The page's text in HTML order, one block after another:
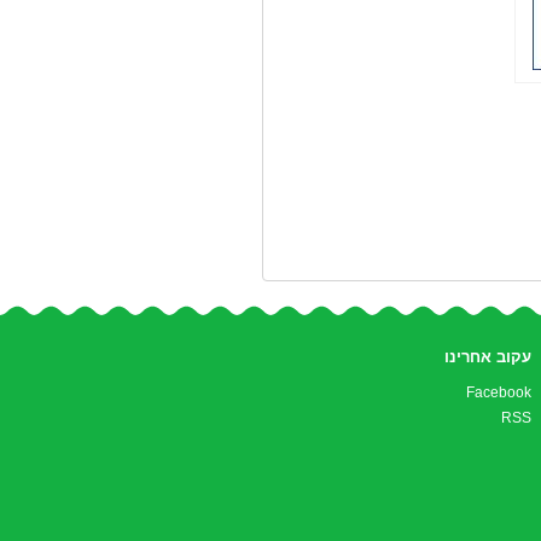
עקוב אחרינו
Facebook
RSS